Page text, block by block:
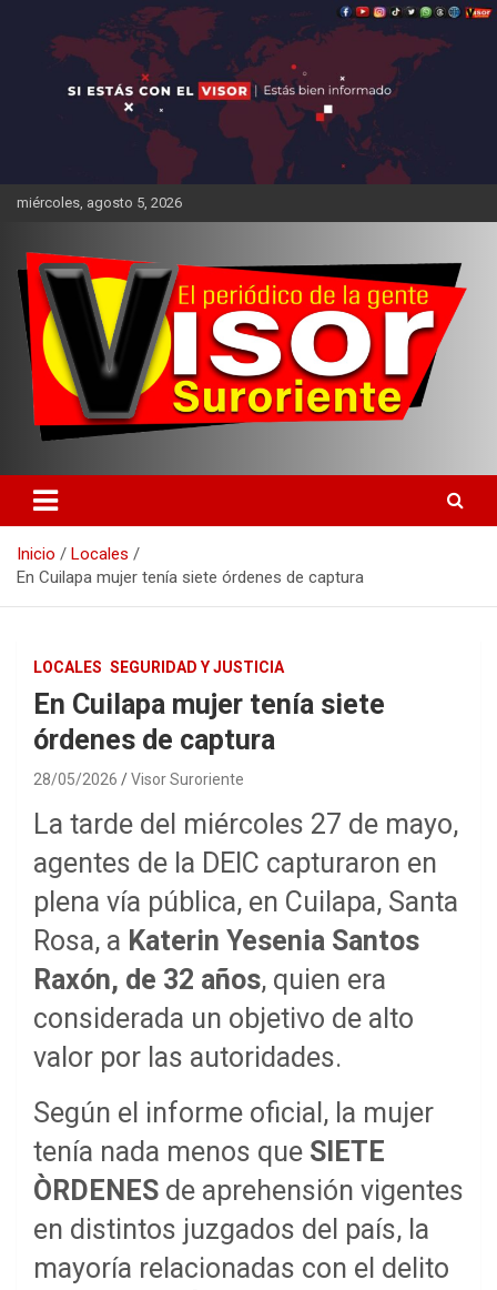
contenido
miércoles, agosto 5, 2026
Inicio
Locales
En Cuilapa mujer tenía siete órdenes de captura
LOCALES SEGURIDAD Y JUSTICIA
En Cuilapa mujer tenía siete
órdenes de captura
28/05/2026 Visor Suroriente
La tarde del miércoles 27 de mayo,
agentes de la DEIC capturaron en
plena vía pública, en Cuilapa, Santa
Rosa, a Katerin Yesenia Santos
Raxón, de 32 años, quien era
considerada un objetivo de alto
valor por las autoridades.
Según el informe oficial, la mujer
tenía nada menos que SIETE
ÒRDENES de aprehensión vigentes
en distintos juzgados del país, la
mayoría relacionadas con el delito